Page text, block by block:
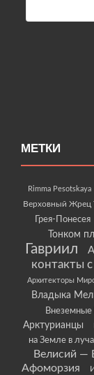
МЕТКИ
Rimma Pesotskaya
Верховный Жрец
Грея-Понесея
Тонком
Гавриил
контакты
Архитекторы
Владыка
Внеземные
Арктурианцы
на Земле в
Велисий —
Афоморзия